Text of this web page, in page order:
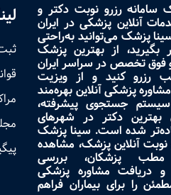
سامانه رزرو نوبت دکتر و
آنلاین پزشکی در ایران
پزشک می‌توانید به‌راحتی
بگیرید، از بهترین پزشک
تخصص در سراسر ایران
رزرو کنید و از ویزیت
پزشکی آنلاین بهره‌مند
جستجوی پیشرفته،
بهترین دکتر در شهرهای
شده است. سینا پزشک
نوبت آنلاین پزشک، مشاهده
مطب پزشکان، بررسی
دریافت مشاوره پزشکی
را برای بیماران فراهم